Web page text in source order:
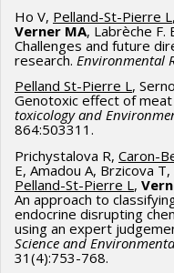
Ho V, Pelland-St-Pierre L
Verner MA, Labrèche F.
Challenges and future
research. Environmental
Pelland St-Pierre L,
Genotoxic effect of
toxicology and
864:503311.
Prichystalova R, Caron-
E, Amadou A, Brzicova T,
Pelland-St-Pierre L ,
An approach to
endocrine disrupting
using an expert
Science and
31(4):753-768.